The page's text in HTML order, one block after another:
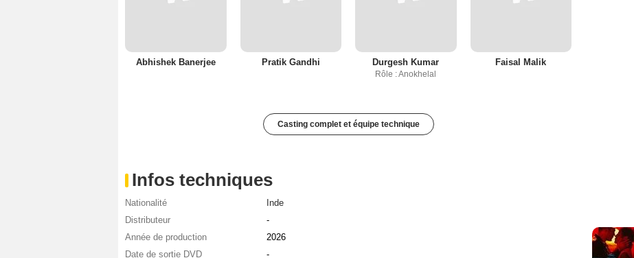
Abhishek Banerjee Pratik Gandhi Durgesh Kumar
Rôle : Anokhelal
Faisal Malik
Casting complet et équipe technique
Infos techniques
Nationalité
Inde
Distributeur
-
Année de production
2026
Date de sortie DVD
-